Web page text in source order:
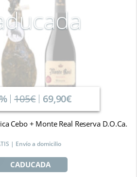
105€ 69,90€
Cebo + Monte Real Reserva D.O.Ca.
| Envío a domicilio
CADUCADA